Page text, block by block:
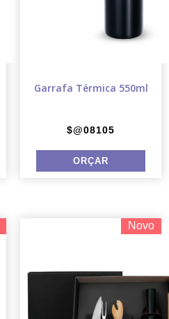
Garrafa Térmica 550ml
$@08105
Novo